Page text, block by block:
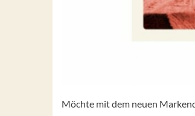
Möchte mit dem neuen